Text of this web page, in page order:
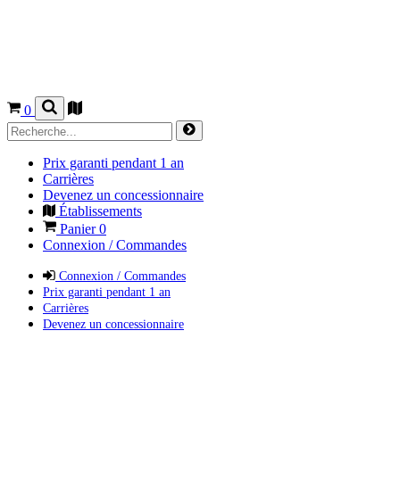
0
Prix garanti pendant 1 an
Carrières
Devenez un concessionnaire
Établissements
Panier0
Connexion / Commandes
Connexion / Commandes
Prix garanti pendant 1 an
Carrières
Devenez un concessionnaire